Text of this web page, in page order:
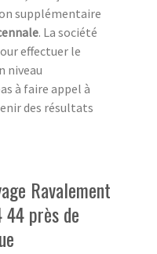
supplémentaire
. La société
effectuer le
niveau
à faire appel à
des résultats
Ravalement
44 près de